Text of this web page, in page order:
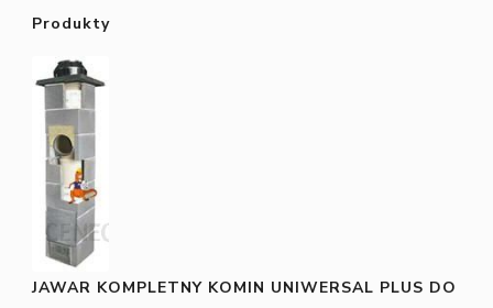
Produkty
JAWAR KOMPLETNY KOMIN UNIWERSAL PLUS DO